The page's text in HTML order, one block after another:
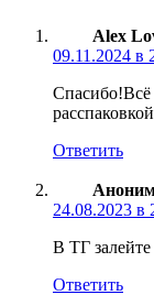
Alex
09.11.2024 в
Спасибо!Всё
Ответить
24.08.2023 в
В ТГ залейте
Ответить